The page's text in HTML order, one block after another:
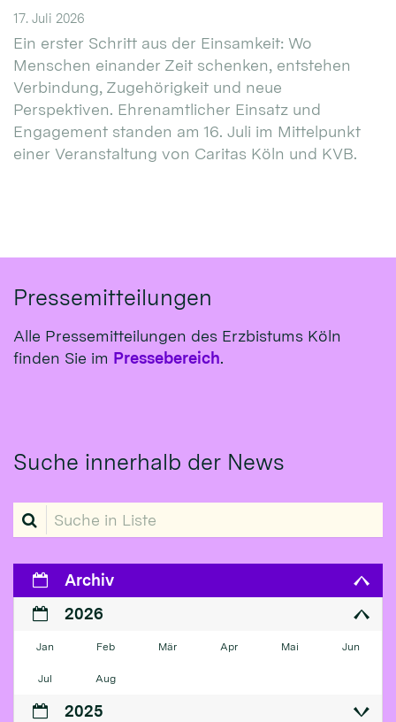
17. Juli 2026
Ein erster Schritt aus der Einsamkeit: Wo
Menschen einander Zeit schenken, entstehen
Verbindung, Zugehörigkeit und neue
Perspektiven. Ehrenamtlicher Einsatz und
Engagement standen am 16. Juli im Mittelpunkt
einer Veranstaltung von Caritas Köln und KVB.
Pressemitteilungen
Alle Pressemitteilungen des Erzbistums Köln
finden Sie im Pressebereich.
Suche innerhalb der News
Suche in Liste
Archiv
2026
Jan Feb Mär Apr Mai Jun
Jul Aug
2025